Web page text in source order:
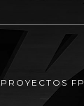
PROYECTOS FP